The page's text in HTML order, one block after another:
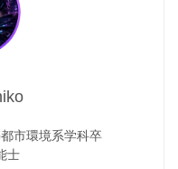
市環境系学科卒
士